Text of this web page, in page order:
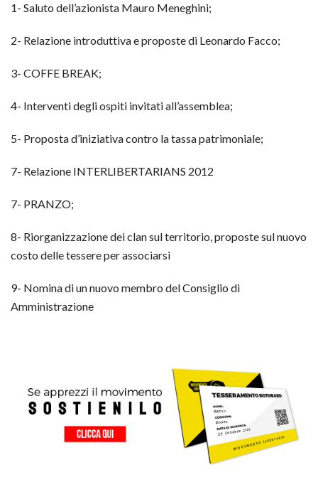
1- Saluto dell’azionista Mauro Meneghini;
2- Relazione introduttiva e proposte di Leonardo Facco;
3- COFFE BREAK;
4- Interventi degli ospiti invitati all’assemblea;
5- Proposta d’iniziativa contro la tassa patrimoniale;
7- Relazione INTERLIBERTARIANS 2012
7- PRANZO;
8- Riorganizzazione dei clan sul territorio, proposte sul nuovo
costo delle tessere per associarsi
9- Nomina di un nuovo membro del Consiglio di
Amministrazione